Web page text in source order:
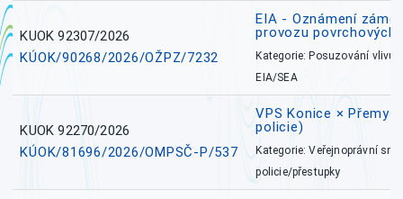
KUOK 92307/2026
KÚOK/90268/2026/OŽPZ/7232
EIA - Oznámení
provozu povrchových
Kategorie: Posuzování vlivů
EIA/SEA
KUOK 92270/2026
KÚOK/81696/2026/OMPSČ-P/537
VPS Konice ×
policie)
Kategorie: Veřejnoprávní
policie/přestupky